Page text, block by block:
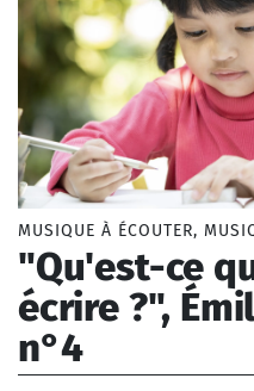
MUSIQUE À ÉCOUTER,
"Qu'est-ce
écrire ?",
n°4